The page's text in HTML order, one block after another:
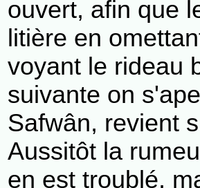
ouvert, afin que
litière en
voyant le rideau
suivante on
Safwân, revient
Aussitôt la
en est troublé,